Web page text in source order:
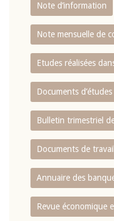
Note d’information
Note mensuelle de
Etudes réalisées
Documents
Bulletin trimestriel
Documents de travail
Annuaire des
Revue économique